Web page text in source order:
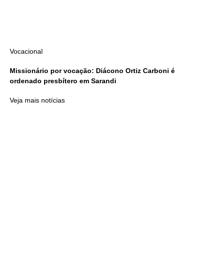
Vocacional
Missionário por vocação: Diácono Ortiz Carboni é
ordenado presbítero em Sarandi
Veja mais notícias